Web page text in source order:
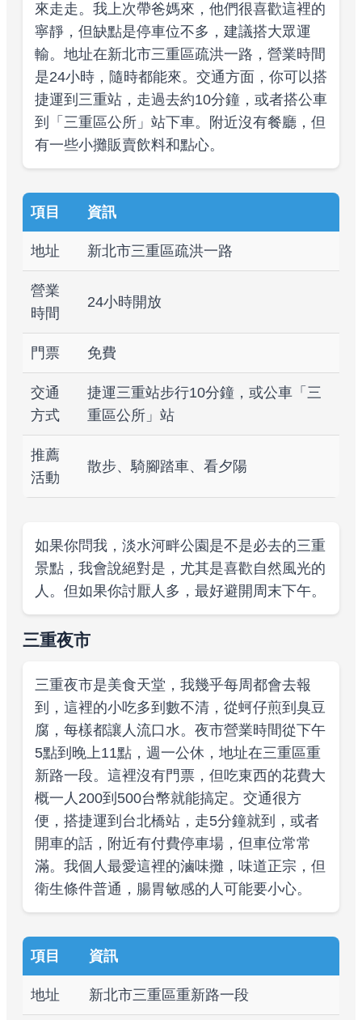
來走走。我上次帶爸媽來，他們很喜歡這裡的
寧靜，但缺點是停車位不多，建議搭大眾運
輸。地址在新北市三重區疏洪一路，營業時間
是24小時，隨時都能來。交通方面，你可以搭
捷運到三重站，走過去約10分鐘，或者搭公車
到「三重區公所」站下車。附近沒有餐廳，但
有一些小攤販賣飲料和點心。
項目 資訊
地址 新北市三重區疏洪一路
營業
時間
24小時開放
門票 免費
交通
方式
捷運三重站步行10分鐘，或公車「三
重區公所」站
推薦
活動
散步、騎腳踏車、看夕陽
如果你問我，淡水河畔公園是不是必去的三重
景點，我會說絕對是，尤其是喜歡自然風光的
人。但如果你討厭人多，最好避開周末下午。
三重夜市
三重夜市是美食天堂，我幾乎每周都會去報
到，這裡的小吃多到數不清，從蚵仔煎到臭豆
腐，每樣都讓人流口水。夜市營業時間從下午
5點到晚上11點，週一公休，地址在三重區重
新路一段。這裡沒有門票，但吃東西的花費大
概一人200到500台幣就能搞定。交通很方
便，搭捷運到台北橋站，走5分鐘就到，或者
開車的話，附近有付費停車場，但車位常常
滿。我個人最愛這裡的滷味攤，味道正宗，但
衛生條件普通，腸胃敏感的人可能要小心。
項目 資訊
地址 新北市三重區重新路一段